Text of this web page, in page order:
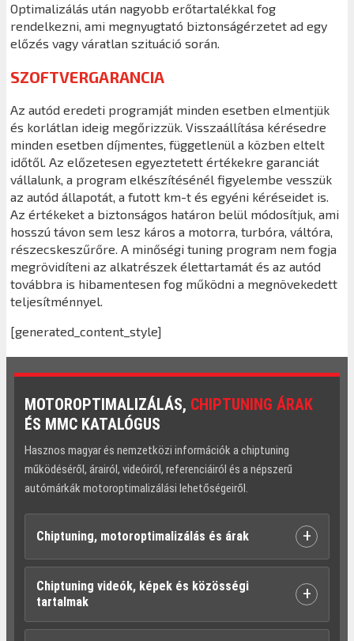
Optimalizálás után nagyobb erőtartalékkal fog
rendelkezni, ami megnyugtató biztonságérzetet ad egy
előzés vagy váratlan szituáció során.
SZOFTVERGARANCIA
Az autód eredeti programját minden esetben elmentjük
és korlátlan ideig megőrizzük. Visszaállítása kérésedre
minden esetben díjmentes, függetlenül a közben eltelt
időtől. Az előzetesen egyeztetett értékekre garanciát
vállalunk, a program elkészítésénél figyelembe vesszük
az autód állapotát, a futott km-t és egyéni kéréseidet is.
Az értékeket a biztonságos határon belül módosítjuk, ami
hosszú távon sem lesz káros a motorra, turbóra, váltóra,
részecskeszűrőre. A minőségi tuning program nem fogja
megrövidíteni az alkatrészek élettartamát és az autód
továbbra is hibamentesen fog működni a megnövekedett
teljesítménnyel.
[generated_content_style]
MOTOROPTIMALIZÁLÁS, CHIPTUNING ÁRAK
ÉS MMC KATALÓGUS
Hasznos magyar és nemzetközi információk a chiptuning
működéséről, árairól, videóiról, referenciáiról és a népszerű
autómárkák motoroptimalizálási lehetőségeiről.
Chiptuning, motoroptimalizálás és árak +
Chiptuning videók, képek és közösségi
tartalmak
+